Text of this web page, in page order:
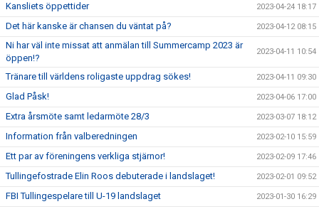
Kansliets öppettider 2023-04-24 18:17
Det här kanske är chansen du väntat på? 2023-04-12 08:15
Ni har väl inte missat att anmälan till Summercamp 2023 är
öppen!?
2023-04-11 10:54
Tränare till världens roligaste uppdrag sökes! 2023-04-11 09:30
Glad Påsk! 2023-04-06 17:00
Extra årsmöte samt ledarmöte 28/3 2023-03-07 18:12
Information från valberedningen 2023-02-10 15:59
Ett par av föreningens verkliga stjärnor! 2023-02-09 17:46
Tullingefostrade Elin Roos debuterade i landslaget! 2023-02-01 09:52
FBI Tullingespelare till U-19 landslaget 2023-01-30 16:29